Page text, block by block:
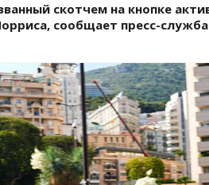
скотчем на кнопке
сообщает пресс-